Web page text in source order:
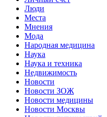
Люди
Места
Мнения
Мода
Народная медицина
Наука
Наука и техника
Недвижимость
Новости
Новости ЗОЖ
Новости медицины
Новости Москвы